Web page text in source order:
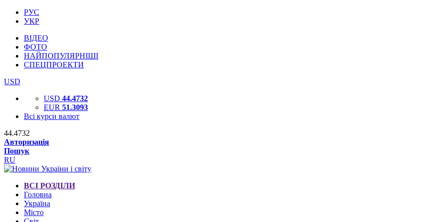
РУС
УКР
ВІДЕО
ФОТО
НАЙПОПУЛЯРНІШІ
СПЕЦПРОЕКТИ
USD
USD 44.4732
EUR 51.3093
Всі курси валют
44.4732
Авторизація
Пошук
RU
ВСІ РОЗДІЛИ
Головна
Україна
Місто